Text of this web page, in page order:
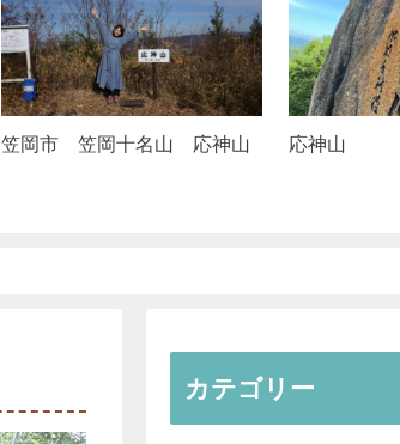
福山市 シューフルール 笠岡市 Luho
カテゴリー